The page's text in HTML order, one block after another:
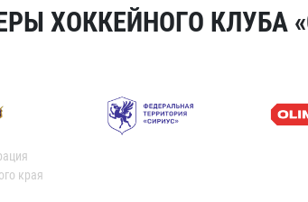
ХОККЕЙНОГО КЛУБА
края